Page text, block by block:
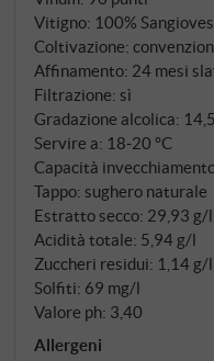
qualitativi e divenne
generazione. Nel
acquistò il Podere
con una torre rotonda
iniziò a produrre il suo
1999. Da allora, il
con la stessa tenacia,
Ferrini e con la
composti da terriccio
hanno qualcosa di
Vitigno: 100%
Coltivazione:
Affinamento: 24 mesi
Filtrazione: sì
Gradazione alcolica:
Servire a: 18‑20 °C
Capacità
Tappo: sughero naturale
Estratto secco: 29,93 g/l
Acidità totale: 5,94 g/l
Zuccheri residui: 1,14 g/l
Solfiti: 69 mg/l
Valore ph: 3,40
Allergeni